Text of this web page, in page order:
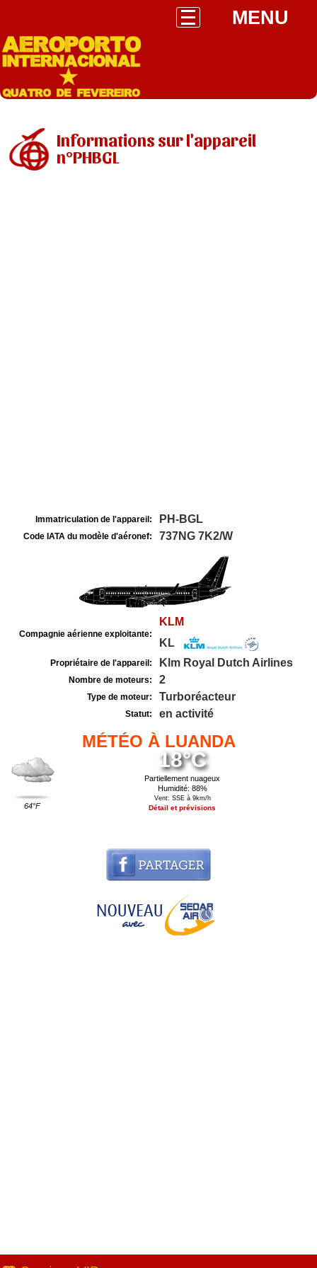
MENU
Informations sur l'appareil
n°PHBGL
Immatriculation de l'appareil: PH-BGL
Code IATA du modèle d'aéronef: 737NG 7K2/W
Compagnie aérienne exploitante:
KLM
KL
Propriétaire de l'appareil: Klm Royal Dutch Airlines
Nombre de moteurs: 2
Type de moteur: Turboréacteur
Statut: en activité
MÉTÉO À LUANDA
64°F
18°C
Partiellement nuageux
Humidité: 88%
Vent: SSE à 9km/h
Détail et prévisions